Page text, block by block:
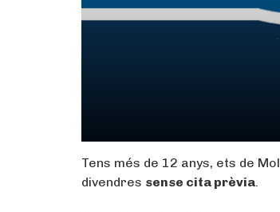
Tens més de 12 anys, ets de
divendres sense cita prèvia.